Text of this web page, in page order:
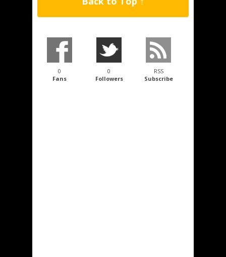
0
Fans
0
Followers
RSS
Subscribe